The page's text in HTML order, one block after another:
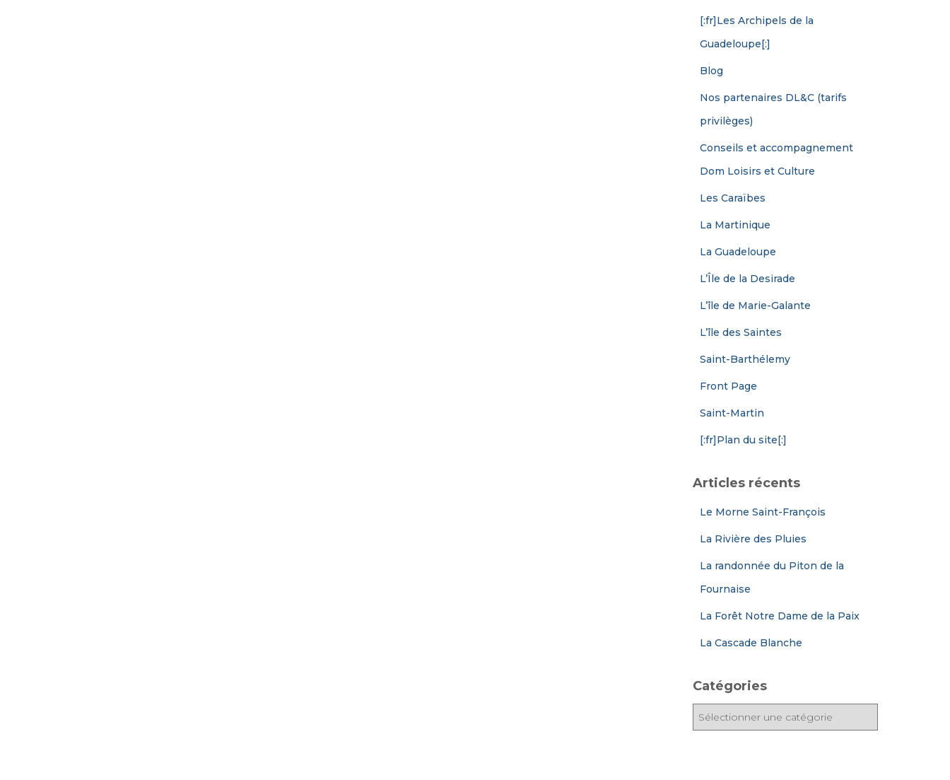
[:fr]Les Archipels de la
Guadeloupe[:]
Blog
Nos partenaires DL&C (tarifs
privilèges)
Conseils et accompagnement
Dom Loisirs et Culture
Les Caraïbes
La Martinique
La Guadeloupe
L’Île de la Desirade
L’île de Marie-Galante
L’île des Saintes
Saint-Barthélemy
Front Page
Saint-Martin
[:fr]Plan du site[:]
Articles récents
Le Morne Saint-François
La Rivière des Pluies
La randonnée du Piton de la
Fournaise
La Forêt Notre Dame de la Paix
La Cascade Blanche
Catégories